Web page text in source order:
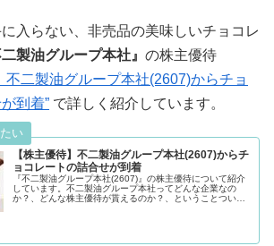
入らない、非売品の美味しいチョコレ
二製油グループ本社』 の株主優待
不二製油グループ本社(2607)からチョ
到着” で詳しく紹介しています。
【株主優待】不二製油グループ本社(2607)からチ
ョコレートの詰合せが到着
『不二製油グループ本社(2607)』の株主優待について紹介
しています。不二製油グループ本社ってどんな企業なの
か？、どんな株主優待が貰えるのか？、ということついて